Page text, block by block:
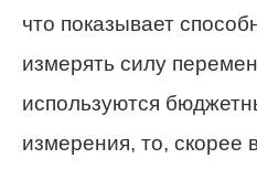
что показывает
измерять силу
используются
измерения, то, скорее